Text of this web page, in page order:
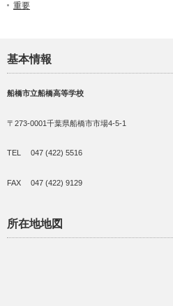
重要
基本情報
船橋市立船橋高等学校
〒273-0001千葉県船橋市市場4-5-1
TEL 047 (422) 5516
FAX 047 (422) 9129
所在地地図